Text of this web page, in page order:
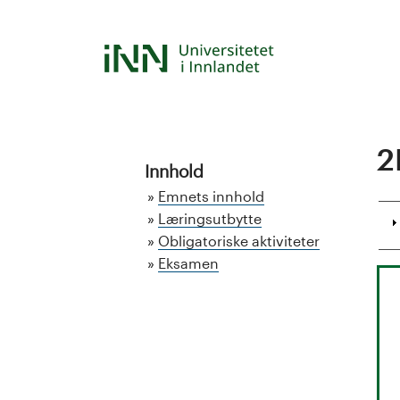
S
Innhold
Emnets innhold
Læringsutbytte
Obligatoriske aktiviteter
Eksamen